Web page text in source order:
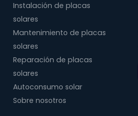
Instalación de placas
solares
Mantenimiento de placas
solares
Reparación de placas
solares
Autoconsumo solar
Sobre nosotros